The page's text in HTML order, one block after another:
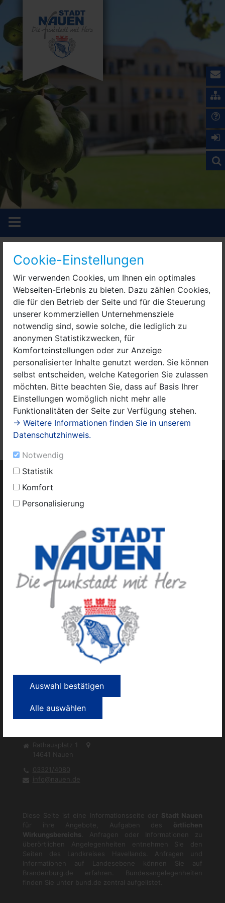
Cookie-Einstellungen
Wir verwenden Cookies, um Ihnen ein optimales
Webseiten-Erlebnis zu bieten. Dazu zählen Cookies,
die für den Betrieb der Seite und für die Steuerung
unserer kommerziellen Unternehmensziele
notwendig sind, sowie solche, die lediglich zu
anonymen Statistikzwecken, für
Komforteinstellungen oder zur Anzeige
personalisierter Inhalte genutzt werden. Sie können
selbst entscheiden, welche Kategorien Sie zulassen
möchten. Bitte beachten Sie, dass auf Basis Ihrer
Einstellungen womöglich nicht mehr alle
Funktionalitäten der Seite zur Verfügung stehen.
→ Weitere Informationen finden Sie in unserem
Datenschutzhinweis.
Notwendig
Statistik
Komfort
Personalisierung
Auswahl bestätigen
Alle auswählen
20. April: Tag der
offenen Tür in der
Kita „Zur alten
Schäferei“ in Berge
und in der Kita
"Luchzwerge" in
Bergerdamm
03. April 2024 :Die Kita „Zur alten Schäferei“ in
Berge lädt ein zum Tag der offenen Tür!
Nähere Infos gibt eshier.
Inhaltsverzeichnis
Datenschutz
Öffnungszeiten
Amtliche Mitteilungen
Rathausplatz 1
14641
Nauen
03321/4080
info@nauen.de
Diese Seite ist eine Informationsseite der Stadt Nauen
für ihre Angebote, Aufgaben des örtlichen
Wirkungsbereichs . Anfragen oder Informationen zu
überörtlichen Angelegenheiten entnehmen Sie den
Seiten des Landkreises Havellands. Anfragen und
Informationen auf Landesebene können Sie auf
Brandenburg.de
erfahren. Bundesangelegenheiten
finden Sie unter
bund.de zentral aufgelistet.